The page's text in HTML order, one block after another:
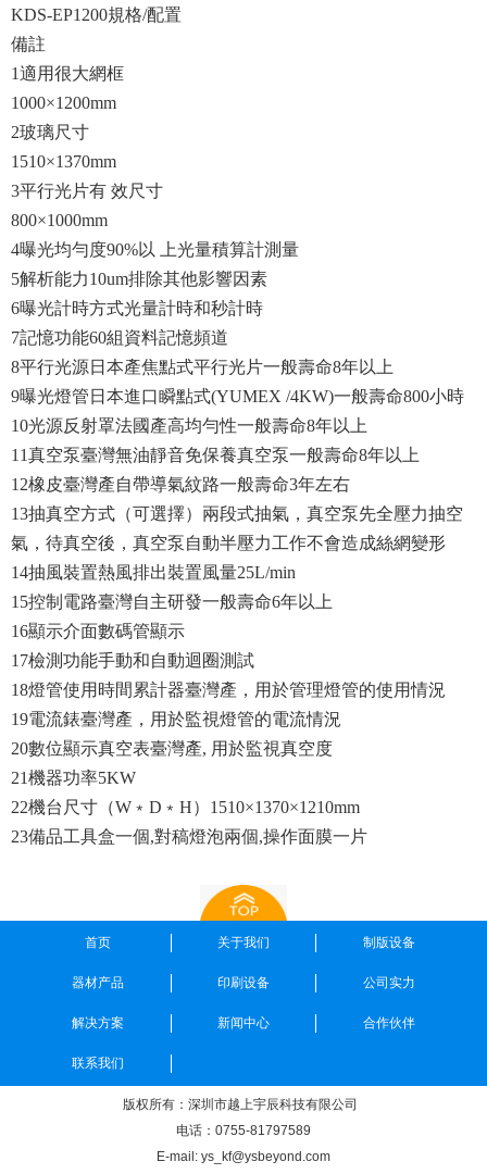
KDS-EP1200規格/配置
備註
1適用很大網框
1000×1200mm
2玻璃尺寸
1510×1370mm
3平行光片有 效尺寸
800×1000mm
4曝光均勻度90%以 上光量積算計測量
5解析能力10um排除其他影響因素
6曝光計時方式光量計時和秒計時
7記憶功能60組資料記憶頻道
8平行光源日本產焦點式平行光片一般壽命8年以上
9曝光燈管日本進口瞬點式(YUMEX /4KW)一般壽命800小時
10光源反射罩法國產高均勻性一般壽命8年以上
11真空泵臺灣無油靜音免保養真空泵一般壽命8年以上
12橡皮臺灣產自帶導氣紋路一般壽命3年左右
13抽真空方式（可選擇）兩段式抽氣，真空泵先全壓力抽空
氣，待真空後，真空泵自動半壓力工作不會造成絲網變形
14抽風裝置熱風排出裝置風量25L/min
15控制電路臺灣自主研發一般壽命6年以上
16顯示介面數碼管顯示
17檢測功能手動和自動迴圈測試
18燈管使用時間累計器臺灣產，用於管理燈管的使用情況
19電流錶臺灣產，用於監視燈管的電流情況
20數位顯示真空表臺灣產, 用於監視真空度
21機器功率5KW
22機台尺寸（W ﹡ D ﹡ H） 1510×1370×1210mm
23備品工具盒一個,對稿燈泡兩個,操作面膜一片
首页 关于我们 制版设备
器材产品 印刷设备 公司实力
解决方案 新闻中心 合作伙伴
联系我们
版权所有：深圳市越上宇辰科技有限公司
电话：0755-81797589
E-mail: ys_kf@ysbeyond.com